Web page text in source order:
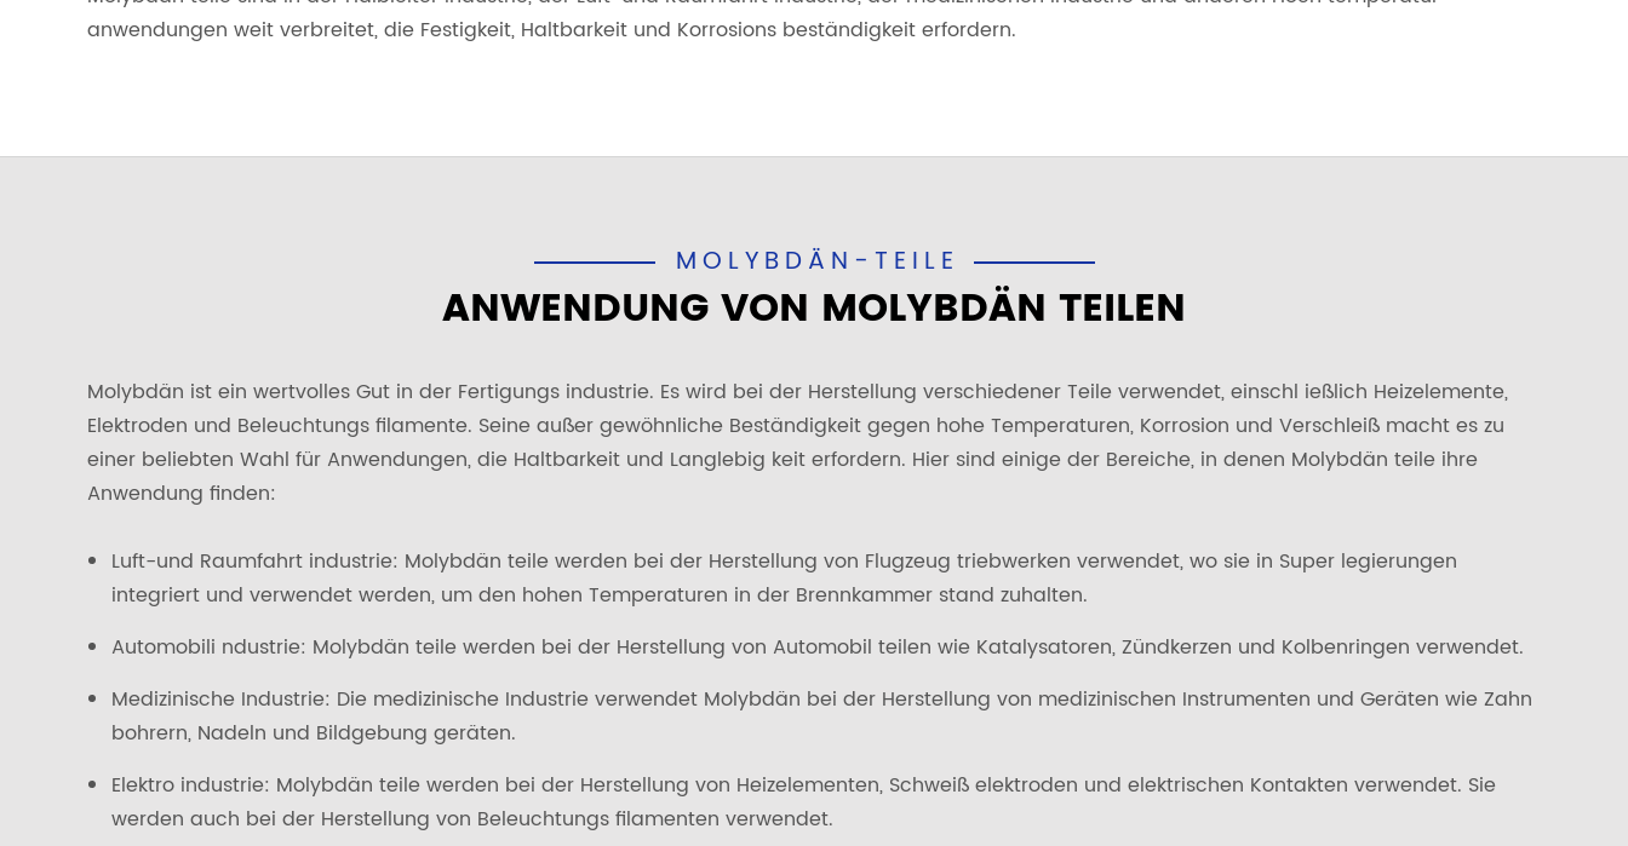
anwendungen weit verbreitet, die Festigkeit, Haltbarkeit und Korrosions beständigkeit erfordern.
MOLYBDÄN-TEILE
ANWENDUNG VON MOLYBDÄN TEILEN
Molybdän ist ein wertvolles Gut in der Fertigungs industrie. Es wird bei der Herstellung verschiedener Teile verwendet, einschl ießlich Heizelemente,
Elektroden und Beleuchtungs filamente. Seine außer gewöhnliche Beständigkeit gegen hohe Temperaturen, Korrosion und Verschleiß macht es zu
einer beliebten Wahl für Anwendungen, die Haltbarkeit und Langlebig keit erfordern. Hier sind einige der Bereiche, in denen Molybdän teile ihre
Anwendung finden:
Luft-und Raumfahrt industrie: Molybdän teile werden bei der Herstellung von Flugzeug triebwerken verwendet, wo sie in Super legierungen
integriert und verwendet werden, um den hohen Temperaturen in der Brennkammer stand zuhalten.
Automobili ndustrie: Molybdän teile werden bei der Herstellung von Automobil teilen wie Katalysatoren, Zündkerzen und Kolbenringen verwendet.
Medizinische Industrie: Die medizinische Industrie verwendet Molybdän bei der Herstellung von medizinischen Instrumenten und Geräten wie Zahn
bohrern, Nadeln und Bildgebung geräten.
Elektro industrie: Molybdän teile werden bei der Herstellung von Heizelementen, Schweiß elektroden und elektrischen Kontakten verwendet. Sie
werden auch bei der Herstellung von Beleuchtungs filamenten verwendet.